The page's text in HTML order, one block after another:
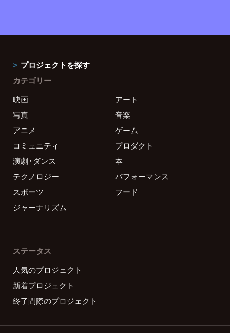
プロジェクトを探す
カテゴリー
映画
アート
写真
音楽
アニメ
ゲーム
コミュニティ
プロダクト
演劇・ダンス
本
テクノロジー
パフォーマンス
スポーツ
フード
ジャーナリズム
ステータス
人気のプロジェクト
新着プロジェクト
終了間際のプロジェクト